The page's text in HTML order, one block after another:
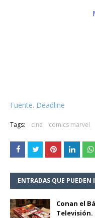
Fuente. Deadline
Tags: cine cómics marvel
ENTRADAS QUE PUEDEN
Conan el
Televisión.